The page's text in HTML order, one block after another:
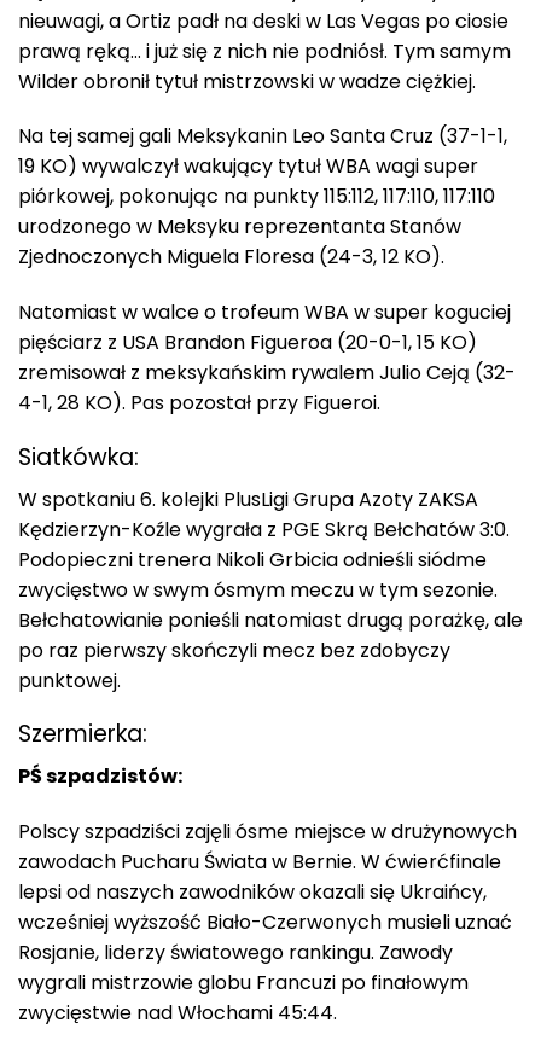
nieuwagi, a Ortiz padł na deski w Las Vegas po ciosie
prawą ręką… i już się z nich nie podniósł. Tym samym
Wilder obronił tytuł mistrzowski w wadze ciężkiej.
Na tej samej gali Meksykanin Leo Santa Cruz (37-1-1,
19 KO) wywalczył wakujący tytuł WBA wagi super
piórkowej, pokonując na punkty 115:112, 117:110, 117:110
urodzonego w Meksyku reprezentanta Stanów
Zjednoczonych Miguela Floresa (24-3, 12 KO).
Natomiast w walce o trofeum WBA w super koguciej
pięściarz z USA Brandon Figueroa (20-0-1, 15 KO)
zremisował z meksykańskim rywalem Julio Ceją (32-
4-1, 28 KO). Pas pozostał przy Figueroi.
Siatkówka:
W spotkaniu 6. kolejki PlusLigi Grupa Azoty ZAKSA
Kędzierzyn-Koźle wygrała z PGE Skrą Bełchatów 3:0.
Podopieczni trenera Nikoli Grbicia odnieśli siódme
zwycięstwo w swym ósmym meczu w tym sezonie.
Bełchatowianie ponieśli natomiast drugą porażkę, ale
po raz pierwszy skończyli mecz bez zdobyczy
punktowej.
Szermierka:
PŚ szpadzistów:
Polscy szpadziści zajęli ósme miejsce w drużynowych
zawodach Pucharu Świata w Bernie. W ćwierćfinale
lepsi od naszych zawodników okazali się Ukraińcy,
wcześniej wyższość Biało-Czerwonych musieli uznać
Rosjanie, liderzy światowego rankingu. Zawody
wygrali mistrzowie globu Francuzi po finałowym
zwycięstwie nad Włochami 45:44.